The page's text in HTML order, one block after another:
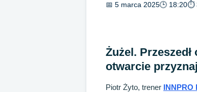
📅 5 marca 2025🕒 18:20⏱
Żużel.
otwarcie
Piotr Żyto, trener INNPRO